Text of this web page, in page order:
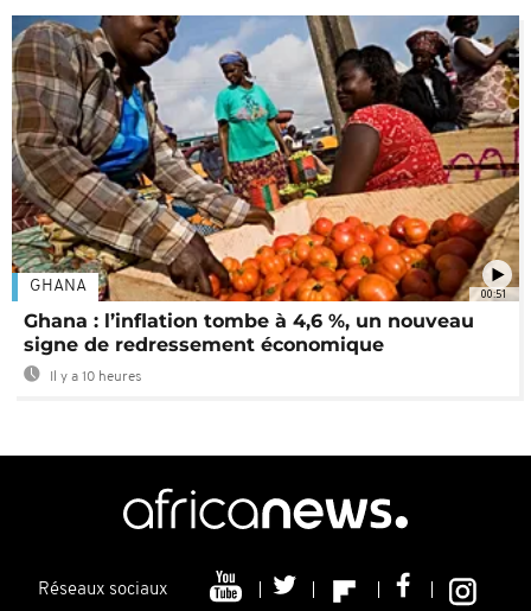
00:51
GHANA
Ghana : l’inflation tombe à 4,6 %, un nouveau
signe de redressement économique
Il y a 10 heures
Réseaux sociaux